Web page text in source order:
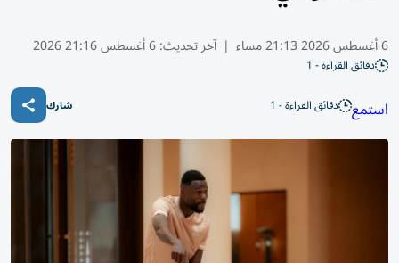
6 أغسطس 2026 21:13 مساء | آخر تحديث:6 أغسطس 21:16 2026
دقائق القراءة - 1
استمع دقائق القراءة - 1 شارك